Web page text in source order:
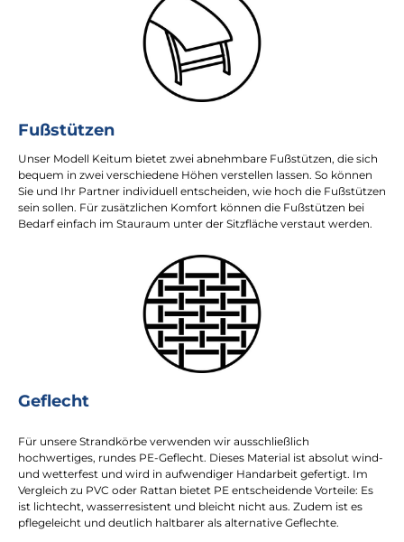
Fußstützen
Unser Modell Keitum bietet zwei abnehmbare Fußstützen, die sich
bequem in zwei verschiedene Höhen verstellen lassen. So können
Sie und Ihr Partner individuell entscheiden, wie hoch die Fußstützen
sein sollen. Für zusätzlichen Komfort können die Fußstützen bei
Bedarf einfach im Stauraum unter der Sitzfläche verstaut werden.
Geflecht
Für unsere Strandkörbe verwenden wir ausschließlich
hochwertiges, rundes PE-Geflecht. Dieses Material ist absolut wind-
und wetterfest und wird in aufwendiger Handarbeit gefertigt. Im
Vergleich zu PVC oder Rattan bietet PE entscheidende Vorteile: Es
ist lichtecht, wasserresistent und bleicht nicht aus. Zudem ist es
pflegeleicht und deutlich haltbarer als alternative Geflechte.